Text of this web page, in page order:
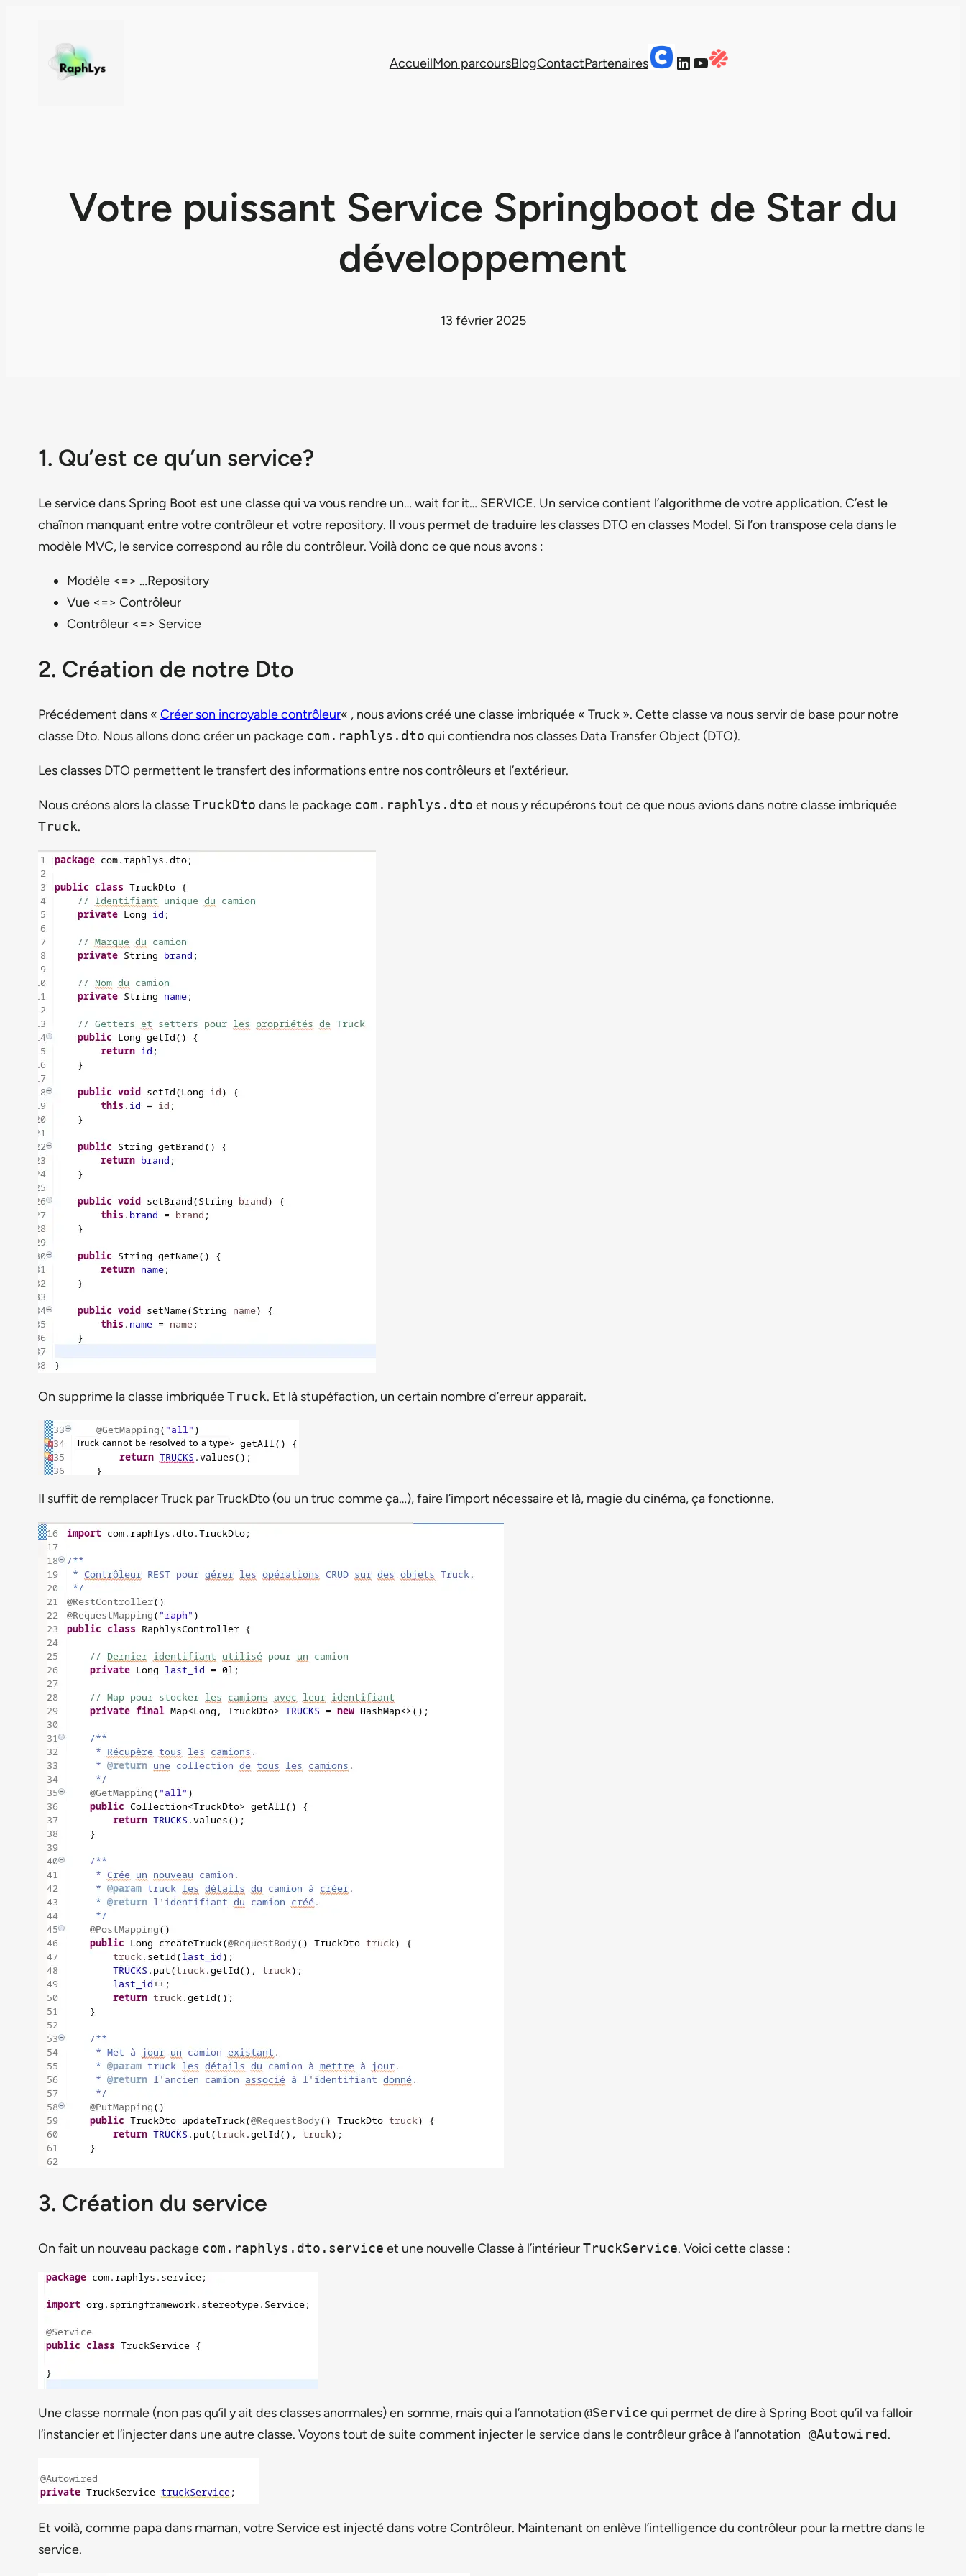
AccueilMon parcoursBlogContactPartenaires LinkedIn
YouTube
Votre puissant Service Springboot de Star du
développement
13 février 2025
1. Qu’est ce qu’un service?
Le service dans Spring Boot est une classe qui va vous rendre un… wait for it… SERVICE. Un service contient l’algorithme de votre application. C’est le
chaînon manquant entre votre contrôleur et votre repository. Il vous permet de traduire les classes DTO en classes Model. Si l’on transpose cela dans le
modèle MVC, le service correspond au rôle du contrôleur. Voilà donc ce que nous avons :
Modèle <=> …Repository
Vue <=> Contrôleur
Contrôleur <=> Service
2. Création de notre Dto
Précédement dans « Créer son incroyable contrôleur« , nous avions créé une classe imbriquée « Truck ». Cette classe va nous servir de base pour notre
classe Dto. Nous allons donc créer un package com.raphlys.dto qui contiendra nos classes Data Transfer Object (DTO).
Les classes DTO permettent le transfert des informations entre nos contrôleurs et l’extérieur.
Nous créons alors la classeTruckDto dans le package com.raphlys.dto et nous y récupérons tout ce que nous avions dans notre classe imbriquée
Truck.
On supprime la classe imbriquéeTruck. Et là stupéfaction, un certain nombre d’erreur apparait.
Il suffit de remplacer Truck par TruckDto (ou un truc comme ça…), faire l’import nécessaire et là, magie du cinéma, ça fonctionne.
3. Création du service
On fait un nouveau package com.raphlys.dto.service et une nouvelle Classe à l’intérieurTruckService. Voici cette classe :
Une classe normale (non pas qu’il y ait des classes anormales) en somme, mais qui a l’annotation @Service qui permet de dire à Spring Boot qu’il va falloir
l’instancier et l’injecter dans une autre classe. Voyons tout de suite comment injecter le service dans le contrôleur grâce à l’annotation @Autowired.
Et voilà, comme papa dans maman, votre Service est injecté dans votre Contrôleur. Maintenant on enlève l’intelligence du contrôleur pour la mettre dans le
service.